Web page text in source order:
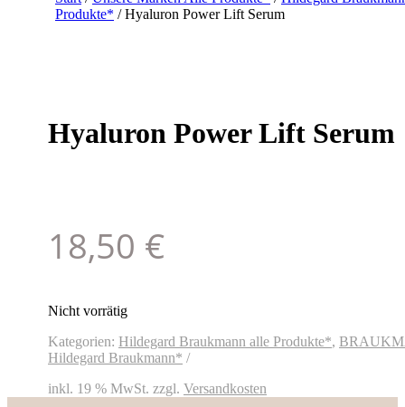
Produkte* / Hyaluron Power Lift Serum
Hyaluron Power Lift Serum
18,50 €
Nicht vorrätig
Kategorien: Hildegard Braukmann alle Produkte*,
Hildegard Braukmann*
inkl. 19 % MwSt. zzgl. Versandkosten